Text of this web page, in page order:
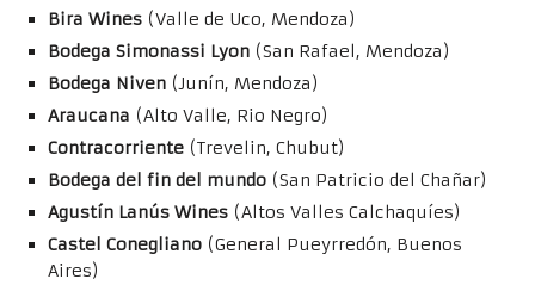
Bira Wines (Valle de Uco, Mendoza)
Bodega Simonassi Lyon (San Rafael, Mendoza)
Bodega Niven (Junín, Mendoza)
Araucana (Alto Valle, Rio Negro)
Contracorriente (Trevelin, Chubut)
Bodega del fin del mundo (San Patricio del Chañar)
Agustín Lanús Wines (Altos Valles Calchaquíes)
Castel Conegliano (General Pueyrredón, Buenos
Aires)